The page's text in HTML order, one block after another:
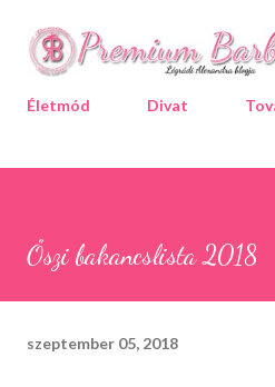
Életmód Divat
Őszi bakancslista 2018
szeptember 05, 2018